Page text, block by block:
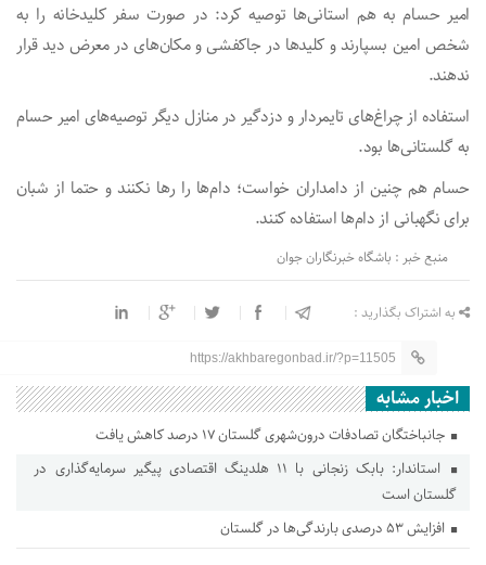
امیر حسام به هم استانی‌ها توصیه کرد: در صورت سفر کلیدخانه را به
شخص امین بسپارند و کلید‌ها در جاکفشی و مکان‌های در معرض دید قرار
ندهند.
استفاده از چراغ‌های تایمردار و دزدگیر در منازل دیگر توصیه‌های امیر حسام
به گلستانی‌ها بود.
حسام هم چنین از دامداران خواست؛ دام‌ها را رها نکنند و حتما از شبان
برای نگهبانی از دام‌ها استفاده کنند.
منبع خبر : باشگاه خبرنگاران جوان
به اشتراک بگذارید :
https://akhbaregonbad.ir/?p=11505
اخبار مشابه
جانباختگان تصادفات درون‌شهری گلستان ۱۷ درصد کاهش یافت
استاندار: بابک زنجانی با ۱۱ هلدینگ اقتصادی پیگیر سرمایه‌گذاری در
گلستان است
افزایش ۵۳ درصدی بارندگی‌ها در گلستان